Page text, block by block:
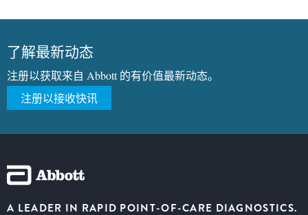
了解最新动态
注册以获取来自 Abbott 的有价值最新动态。
注册以接收快讯
A LEADER IN RAPID POINT-OF-CARE DIAGNOSTICS.